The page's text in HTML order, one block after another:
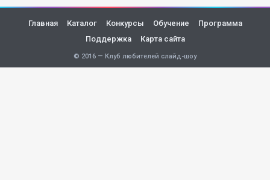
Главная Каталог Конкурсы Обучение
Программа
Поддержка
Карта сайта
© 2016 — Клуб любителей слайд-шоу